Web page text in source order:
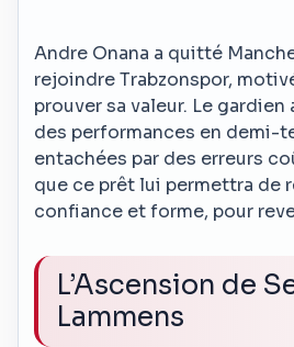
Andre Onana a quitté
rejoindre Trabzonspor,
prouver sa valeur. Le
des performances en demi-
entachées par des erreurs
que ce prêt lui permettra de
confiance et forme, pour
L’Ascension de
Lammens